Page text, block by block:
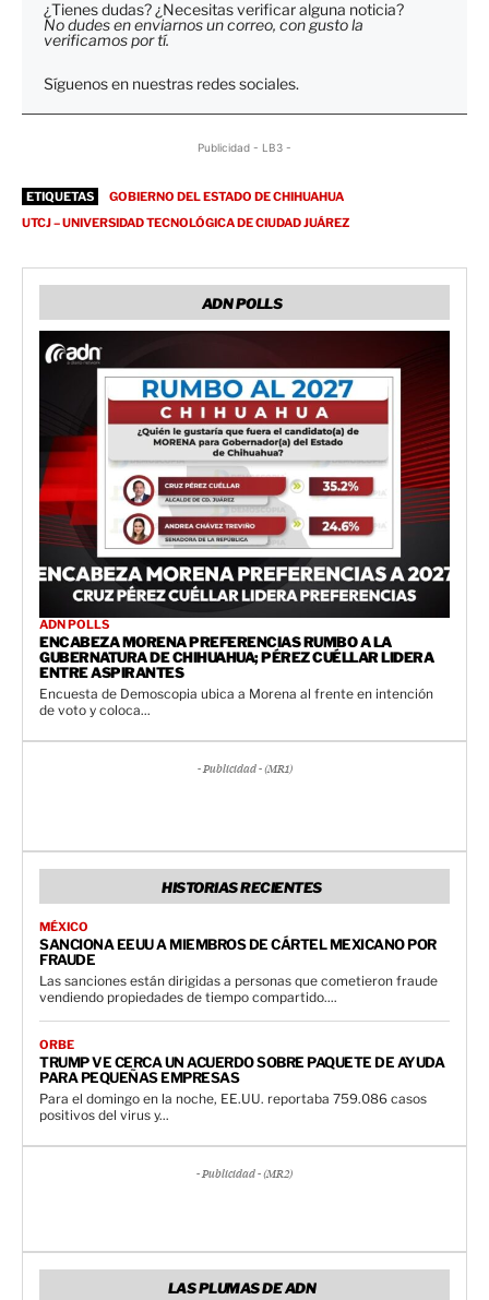
¿Tienes dudas? ¿Necesitas verificar alguna noticia?
No dudes en enviarnos un correo, con gusto la
verificamos por tí.
Síguenos en nuestras redes sociales.
Publicidad - LB3 -
ETIQUETAS
GOBIERNO DEL ESTADO DE CHIHUAHUA
UTCJ – UNIVERSIDAD TECNOLÓGICA DE CIUDAD JUÁREZ
ADN POLLS
ADN POLLS
ENCABEZA MORENA PREFERENCIAS RUMBO A LA
GUBERNATURA DE CHIHUAHUA; PÉREZ CUÉLLAR LIDERA
ENTRE ASPIRANTES
Encuesta de Demoscopia ubica a Morena al frente en intención
de voto y coloca...
- Publicidad - (MR1)
HISTORIAS RECIENTES
MÉXICO
SANCIONA EEUU A MIEMBROS DE CÁRTEL MEXICANO POR
FRAUDE
Las sanciones están dirigidas a personas que cometieron fraude
vendiendo propiedades de tiempo compartido....
ORBE
TRUMP VE CERCA UN ACUERDO SOBRE PAQUETE DE AYUDA
PARA PEQUEÑAS EMPRESAS
Para el domingo en la noche, EE.UU. reportaba 759.086 casos
positivos del virus y...
- Publicidad - (MR2)
LAS PLUMAS DE ADN